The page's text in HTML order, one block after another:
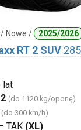
Nowe / 2025/2026
RT 2 SUV
lat
(do 1120 kg/oponę)
(do 300 km/h)
TAK (XL)